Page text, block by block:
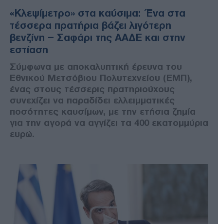
«Κλεψίμετρο» στα καύσιμα: Ένα στα
τέσσερα πρατήρια βάζει λιγότερη
βενζίνη – Σαφάρι της ΑΑΔΕ και στην
εστίαση
Σύμφωνα με αποκαλυπτική έρευνα του
Εθνικού Μετσόβιου Πολυτεχνείου (ΕΜΠ),
ένας στους τέσσερις πρατηριούχους
συνεχίζει να παραδίδει ελλειμματικές
ποσότητες καυσίμων, με την ετήσια ζημία
για την αγορά να αγγίζει τα 400 εκατομμύρια
ευρώ.